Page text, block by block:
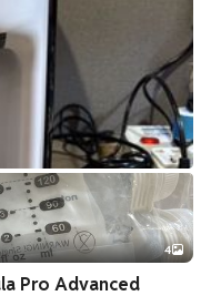
4
Pro Advanced